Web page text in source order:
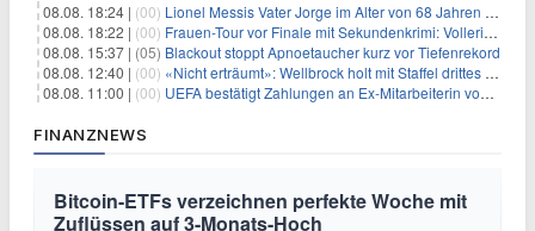
08.08. 18:24 | (00) Lionel Messis Vater Jorge im Alter von 68 Jahren gestorben
08.08. 18:22 | (00) Frauen-Tour vor Finale mit Sekundenkrimi: Vollering in Gelb
08.08. 15:37 | (05) Blackout stoppt Apnoetaucher kurz vor Tiefenrekord
08.08. 12:40 | (00) «Nicht erträumt»: Wellbrock holt mit Staffel drittes EM-Gold
08.08. 11:00 | (00) UEFA bestätigt Zahlungen an Ex-Mitarbeiterin von Infantino
FINANZNEWS
Bitcoin-ETFs verzeichnen perfekte Woche mit
Zuflüssen auf 3-Monats-Hoch